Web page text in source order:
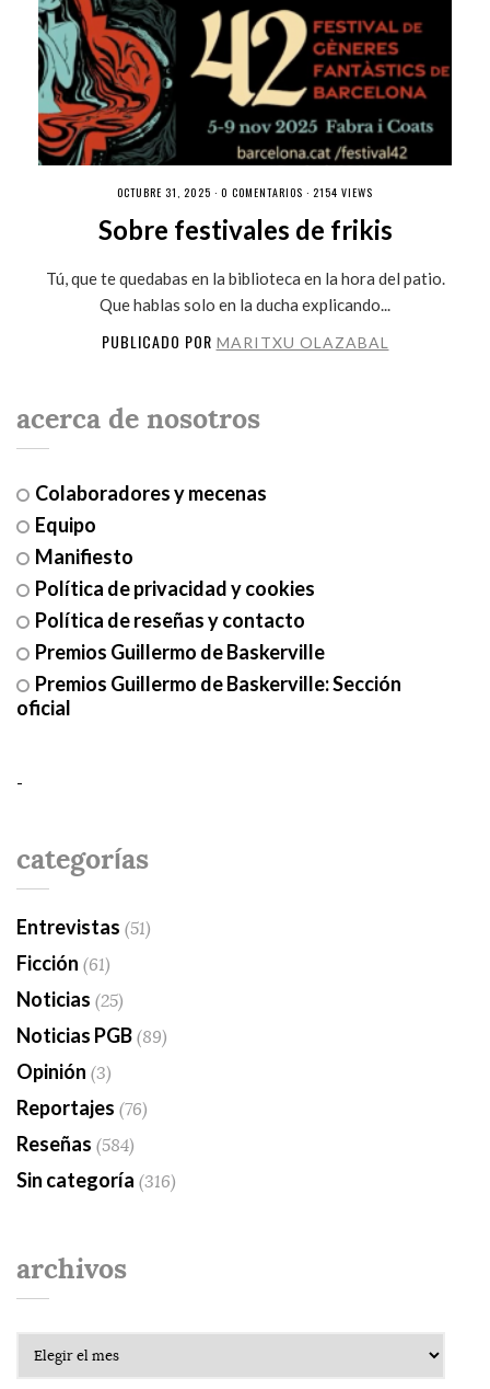
OCTUBRE 31, 2025 · 0 COMENTARIOS · 2154 VIEWS
Sobre festivales de frikis
Tú, que te quedabas en la biblioteca en la hora del patio.
Que hablas solo en la ducha explicando...
PUBLICADO POR MARITXU OLAZABAL
acerca de nosotros
Colaboradores y mecenas
Equipo
Manifiesto
Política de privacidad y cookies
Política de reseñas y contacto
Premios Guillermo de Baskerville
Premios Guillermo de Baskerville: Sección
oficial
-
categorías
Entrevistas (51)
Ficción (61)
Noticias (25)
Noticias PGB(89)
Opinión (3)
Reportajes (76)
Reseñas (584)
Sin categoría (316)
archivos